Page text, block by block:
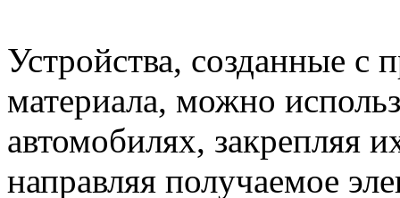
Устройства, созданные с
материала, можно
автомобилях, закрепляя
направляя получаемое